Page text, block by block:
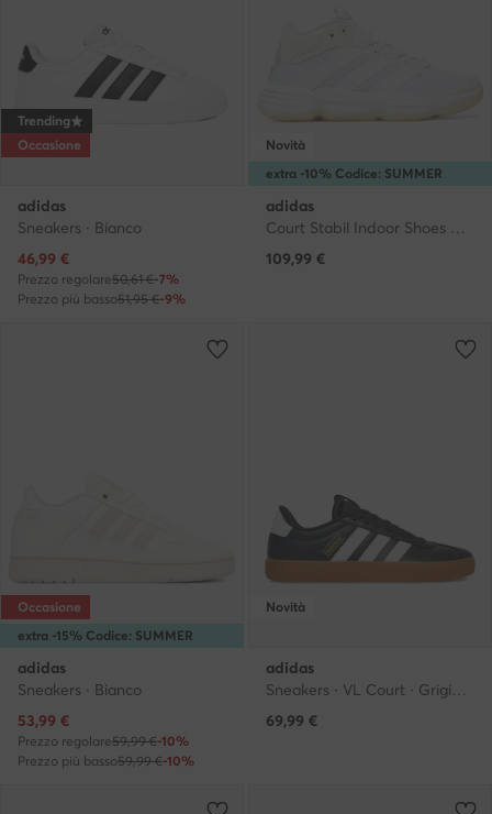
Trending
Occasione
adidas
Sneakers · Bianco
Prezzo attuale
46,99 €
Prezzo regolare50,61 €-7%
Prezzo più basso51,95 €-9%
extra -10% Codice: SUMMER
Novità
adidas
Court Stabil Indoor Shoes KI8043 · Scarpe indoor
109,99 €
extra -15% Codice: SUMMER
Occasione
adidas
Sneakers · Bianco
Prezzo attuale
53,99 €
Prezzo regolare59,99 €-10%
Prezzo più basso59,99 €-10%
Novità
adidas
Sneakers · VL Court · Grigio scuro
69,99 €